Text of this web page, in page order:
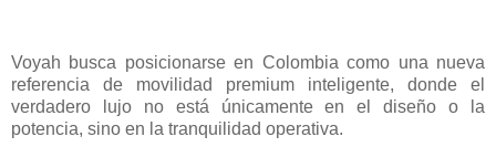
Voyah busca posicionarse en Colombia como una nueva
referencia de movilidad premium inteligente, donde el
verdadero lujo no está únicamente en el diseño o la
potencia, sino en la tranquilidad operativa.